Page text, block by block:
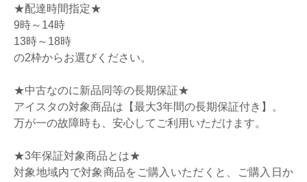
★配達時間指定★
9時～14時
13時～18時
の2枠からお選びください。
★中古なのに新品同等の長期保証★
アイスタの対象商品は【最大3年間の長期保証付き】。
万が一の故障時も、安心してご利用いただけます。
★3年保証対象商品とは★
対象地域内で対象商品をご購入いただくと、ご購入日か